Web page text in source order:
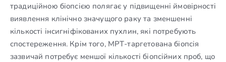
традиційною біопсією полягає у підвищенні ймовірності
виявлення клінічно значущого раку та зменшенні
кількості інсигніфікованих пухлин, які потребують
спостереження. Крім того, МРТ-таргетована біопсія
зазвичай потребує меншої кількості біопсійних проб, що